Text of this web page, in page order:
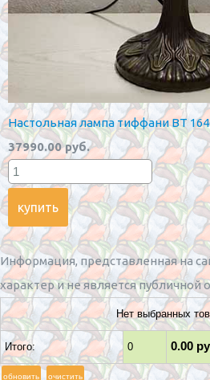
Настольная лампа тиффани BT
37990.00 руб.
Информация, представленная на
характер и не является публичной
Итого: 0 0.00
Нет выбранных